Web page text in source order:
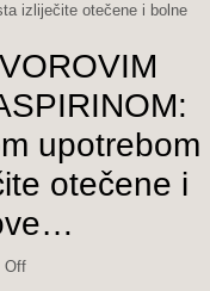
izliječite otečene i bolne
upotrebom
otečene i
Offon